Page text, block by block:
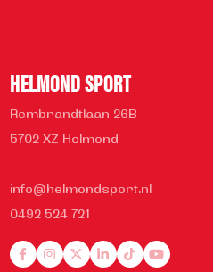
HELMOND SPORT
Rembrandtlaan 26B
5702 XZ Helmond
info@helmondsport.nl
0492 524 721